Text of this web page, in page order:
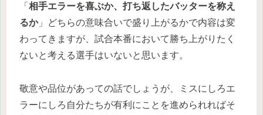
「 相手エラーを喜ぶか、打ち返したバッターを称え
るか」どちらの意味合いで盛り上がるかで内容は変
わってきますが、試合本番において勝ち上がりたく
ないと考える選手はいないと思います。
敬意や品位があっての話でしょうが、ミスにしろエ
ラーにしろ自分たちが有利にことを進められればそ